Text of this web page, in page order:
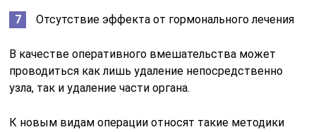
Отсутствие эффекта от гормонального лечения
В качестве оперативного вмешательства может
проводиться как лишь удаление непосредственно
узла, так и удаление части органа.
К новым видам операции относят такие методики